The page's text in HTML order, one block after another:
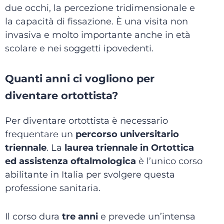
due occhi, la percezione tridimensionale e
la capacità di fissazione. È una visita non
invasiva e molto importante anche in età
scolare e nei soggetti ipovedenti.
Quanti anni ci vogliono per
diventare ortottista?
Per diventare ortottista è necessario
frequentare un percorso universitario
triennale. La laurea triennale in Ortottica
ed assistenza oftalmologica è l’unico corso
abilitante in Italia per svolgere questa
professione sanitaria.
Il corso dura tre anni e prevede un’intensa